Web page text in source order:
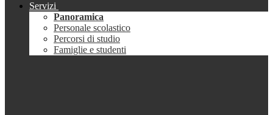
Servizi
Panoramica
Personale scolastico
Percorsi di studio
Famiglie e studenti